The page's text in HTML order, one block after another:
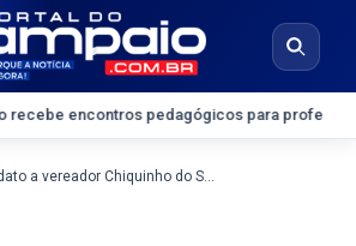
Abrir
pedagógicos para professores do Ensino
Pré-candidato a vereador Chiquinho do SAAE concede entrevista ao Cast do de Sá